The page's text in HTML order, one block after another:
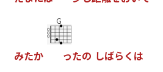
みたか
G
ったの しばら く は